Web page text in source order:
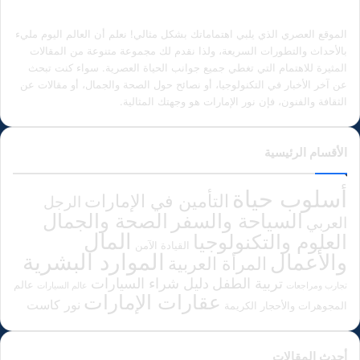
الموقع العصري الذي يلبي اهتماماتك بشكل مثالي! نعلم أن العالم اليوم مليء
بالأحداث والتطورات السريعة، ولذا نقدم لك مجموعة متنوعة من المقالات
المثيرة للاهتمام التي تغطي جميع جوانب الحياة العصرية. سواء كنت تبحث
عن آخر الأخبار في التكنولوجيا، أو نصائح حول الصحة والجمال، أو مقالات عن
الثقافة والفنون، فإن نور الإمارات هو وجهتك المثالية.
الأقسام الرئيسية
أسلوب حياة التأمين في الإمارات
الرجل
العربي السياحة والسفر الصحة والجمال
العلوم والتكنولوجيا
القيادة الآمن المال
والأعمال المرأة العربية الموارد البشرية
تجارب ومراجعات تربية الطفل دليل شراء السيارات عالم السيارات عالم
المجوهرات والأحجار الكريمة عقارات الإمارات نور كاست
أحدث المقالات